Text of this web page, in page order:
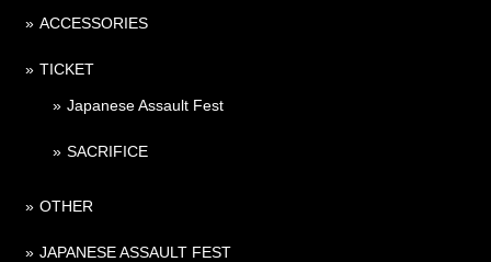
ACCESSORIES
TICKET
Japanese Assault Fest
SACRIFICE
OTHER
JAPANESE ASSAULT FEST